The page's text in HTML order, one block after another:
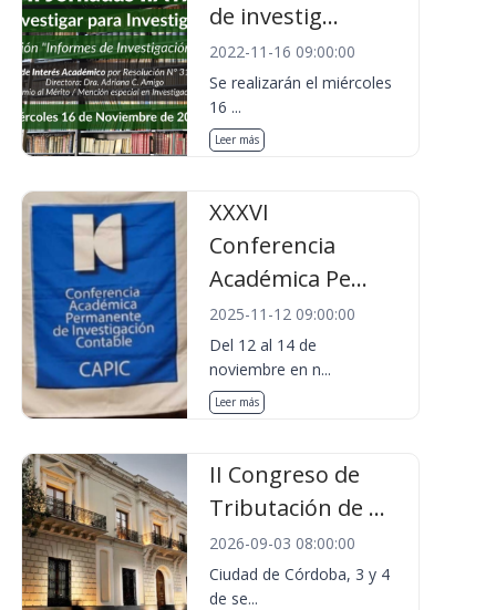
de investig...
2022-11-16 09:00:00
Se realizarán el miércoles
16 ...
Leer más
XXXVI
Conferencia
Académica Pe...
2025-11-12 09:00:00
Del 12 al 14 de
noviembre en n...
Leer más
II Congreso de
Tributación de ...
2026-09-03 08:00:00
Ciudad de Córdoba, 3 y 4
de se...